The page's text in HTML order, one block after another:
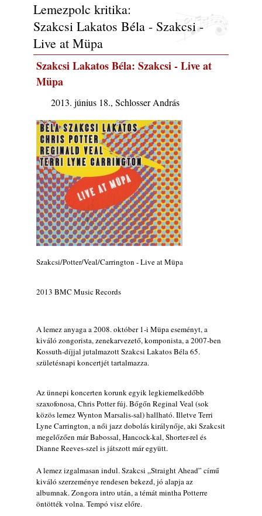
2026. augusztus 07.
Jazz-rock albumok 1985-ből - Issei Noro
„Sweet Sphere”
2026. augusztus 07.
Fusio Group feat. Kertész Erika
2026. augusztus 07.
Ezen a napon – augusztus 7. (2026)
2026. augusztus 07.
Jazz-rock albumok 1984-ből - John Scofield
„Electric Outlet”
2026. augusztus 06.
X. BOHÉM JAZZFŐVÁROS fesztivál,
Kecskemét, 2026. augusztus 6-9.: 4 nap, 4
színpad, 10 ország zenészei, 40 óra zene és
tánc!
2026. augusztus 05.
Magyar Jazz ABC – 541. rész: Juhász
2026. augusztus 05.
„Out like a Light”
Jazz-rock albumok 1982-ből - John Scofield
„Shinola”
2026. augusztus 04.
Kikkel beszéltem 2.0 – 5. rész: D
Lemezek a hatvanas-hetvenes évekből - 84.
rész: Irving Ashby – Memoirs
2026. augusztus 04.
10 éve halt meg lapunk főszerkesztő-
helyettese, Csányi Attila
2026. augusztus 04.
45 éve történt… Jazz-rock albumok 1981-
ből - Shakatak „Drivin’ Hard”
2026. augusztus 03.
Lemezpolc kritika:
Szakcsi Lakatos Béla - Szakcsi -
Live at Müpa
Szakcsi Lakatos Béla: Szakcsi - Live at
Müpa
2013. június 18., Schlosser András
Szakcsi/Potter/Veal/Carrington - Live at Müpa
2013 BMC Music Records
A lemez anyaga a 2008. október 1-i Müpa eseményt, a
kiváló zongorista, zenekarvezető, komponista, a 2007-ben
Kossuth-díjjal jutalmazott Szakcsi Lakatos Béla 65.
születésnapi koncertjét tartalmazza.
Az ünnepi koncerten korunk egyik legkiemelkedőbb
szaxofonosa, Chris Potter fúj. Bőgőn Reginal Veal (sok
közös lemez Wynton Marsalis-sal) hallható. Illetve Terri
Lyne Carrington, a női jazz dobolás királynője, aki Szakcsit
megelőzően már Babossal, Hancock-kal, Shorter-rel és
Dianne Reeves-szel is játszott már együtt.
A lemez izgalmasan indul. Szakcsi „Straight Ahead” című
kiváló szerzeménye rendesen bekezd, jó alapja az
albumnak. Zongora intro után, a témát mintha Potterre
öntötték volna. Tempó visz előre.